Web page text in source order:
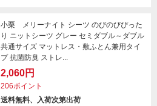
小栗 メリーナイト シーツ のびのびぴった
り ニットシーツ グレー セミダブル～ダブル
共通サイズ マットレス・敷ふとん兼用タイ
プ 抗菌防臭 ストレ...
2,060円
206ポイント
送料無料、入荷次第出荷